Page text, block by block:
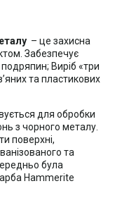
– це захисна
Забезпечує
подряпин; Виріб «три
та пластикових
для обробки
з чорного металу.
поверхні,
та
була
Hammerite